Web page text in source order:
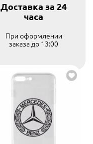
Доставка за 24
часа
При оформлении
заказа до 13:00